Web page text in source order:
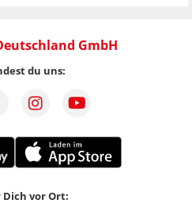
GmbH
du uns:
vor Ort: